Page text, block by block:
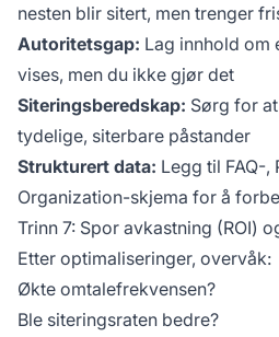
nesten blir sitert, men trenger
Autoritetsgap: Lag innhold om
vises, men du ikke gjør det
Siteringsberedskap: Sørg for
tydelige, siterbare påstander
Strukturert data: Legg til FAQ-
Organization-skjema for å
Trinn 7: Spor avkastning (ROI)
Etter optimaliseringer, overvåk:
Økte omtalefrekvensen?
Ble siteringsraten bedre?